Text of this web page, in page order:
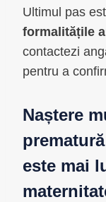
Ultimul pas
formalitățile
contactezi
pentru a
Naștere
este mai